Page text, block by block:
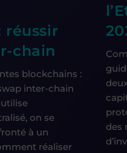
réussir
chain
blockchains :
inter-chain
on se
à un
réaliser
des